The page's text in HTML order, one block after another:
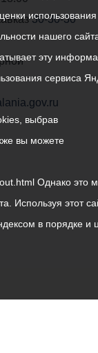
30-30-30
нашего
эту
сервиса
выбрав
вы можете
Однако это
Используя этот
в порядке и